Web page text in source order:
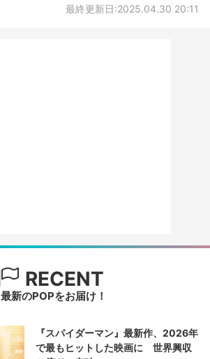
最終更新日:2025.04.30 20:11
RECENT
最新のPOPをお届け！
『スパイダーマン』最新作、2026年
で最もヒットした映画に 世界興収